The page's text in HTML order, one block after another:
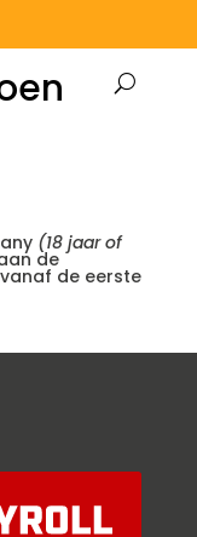
(18 jaar of
de
vanaf de eerste